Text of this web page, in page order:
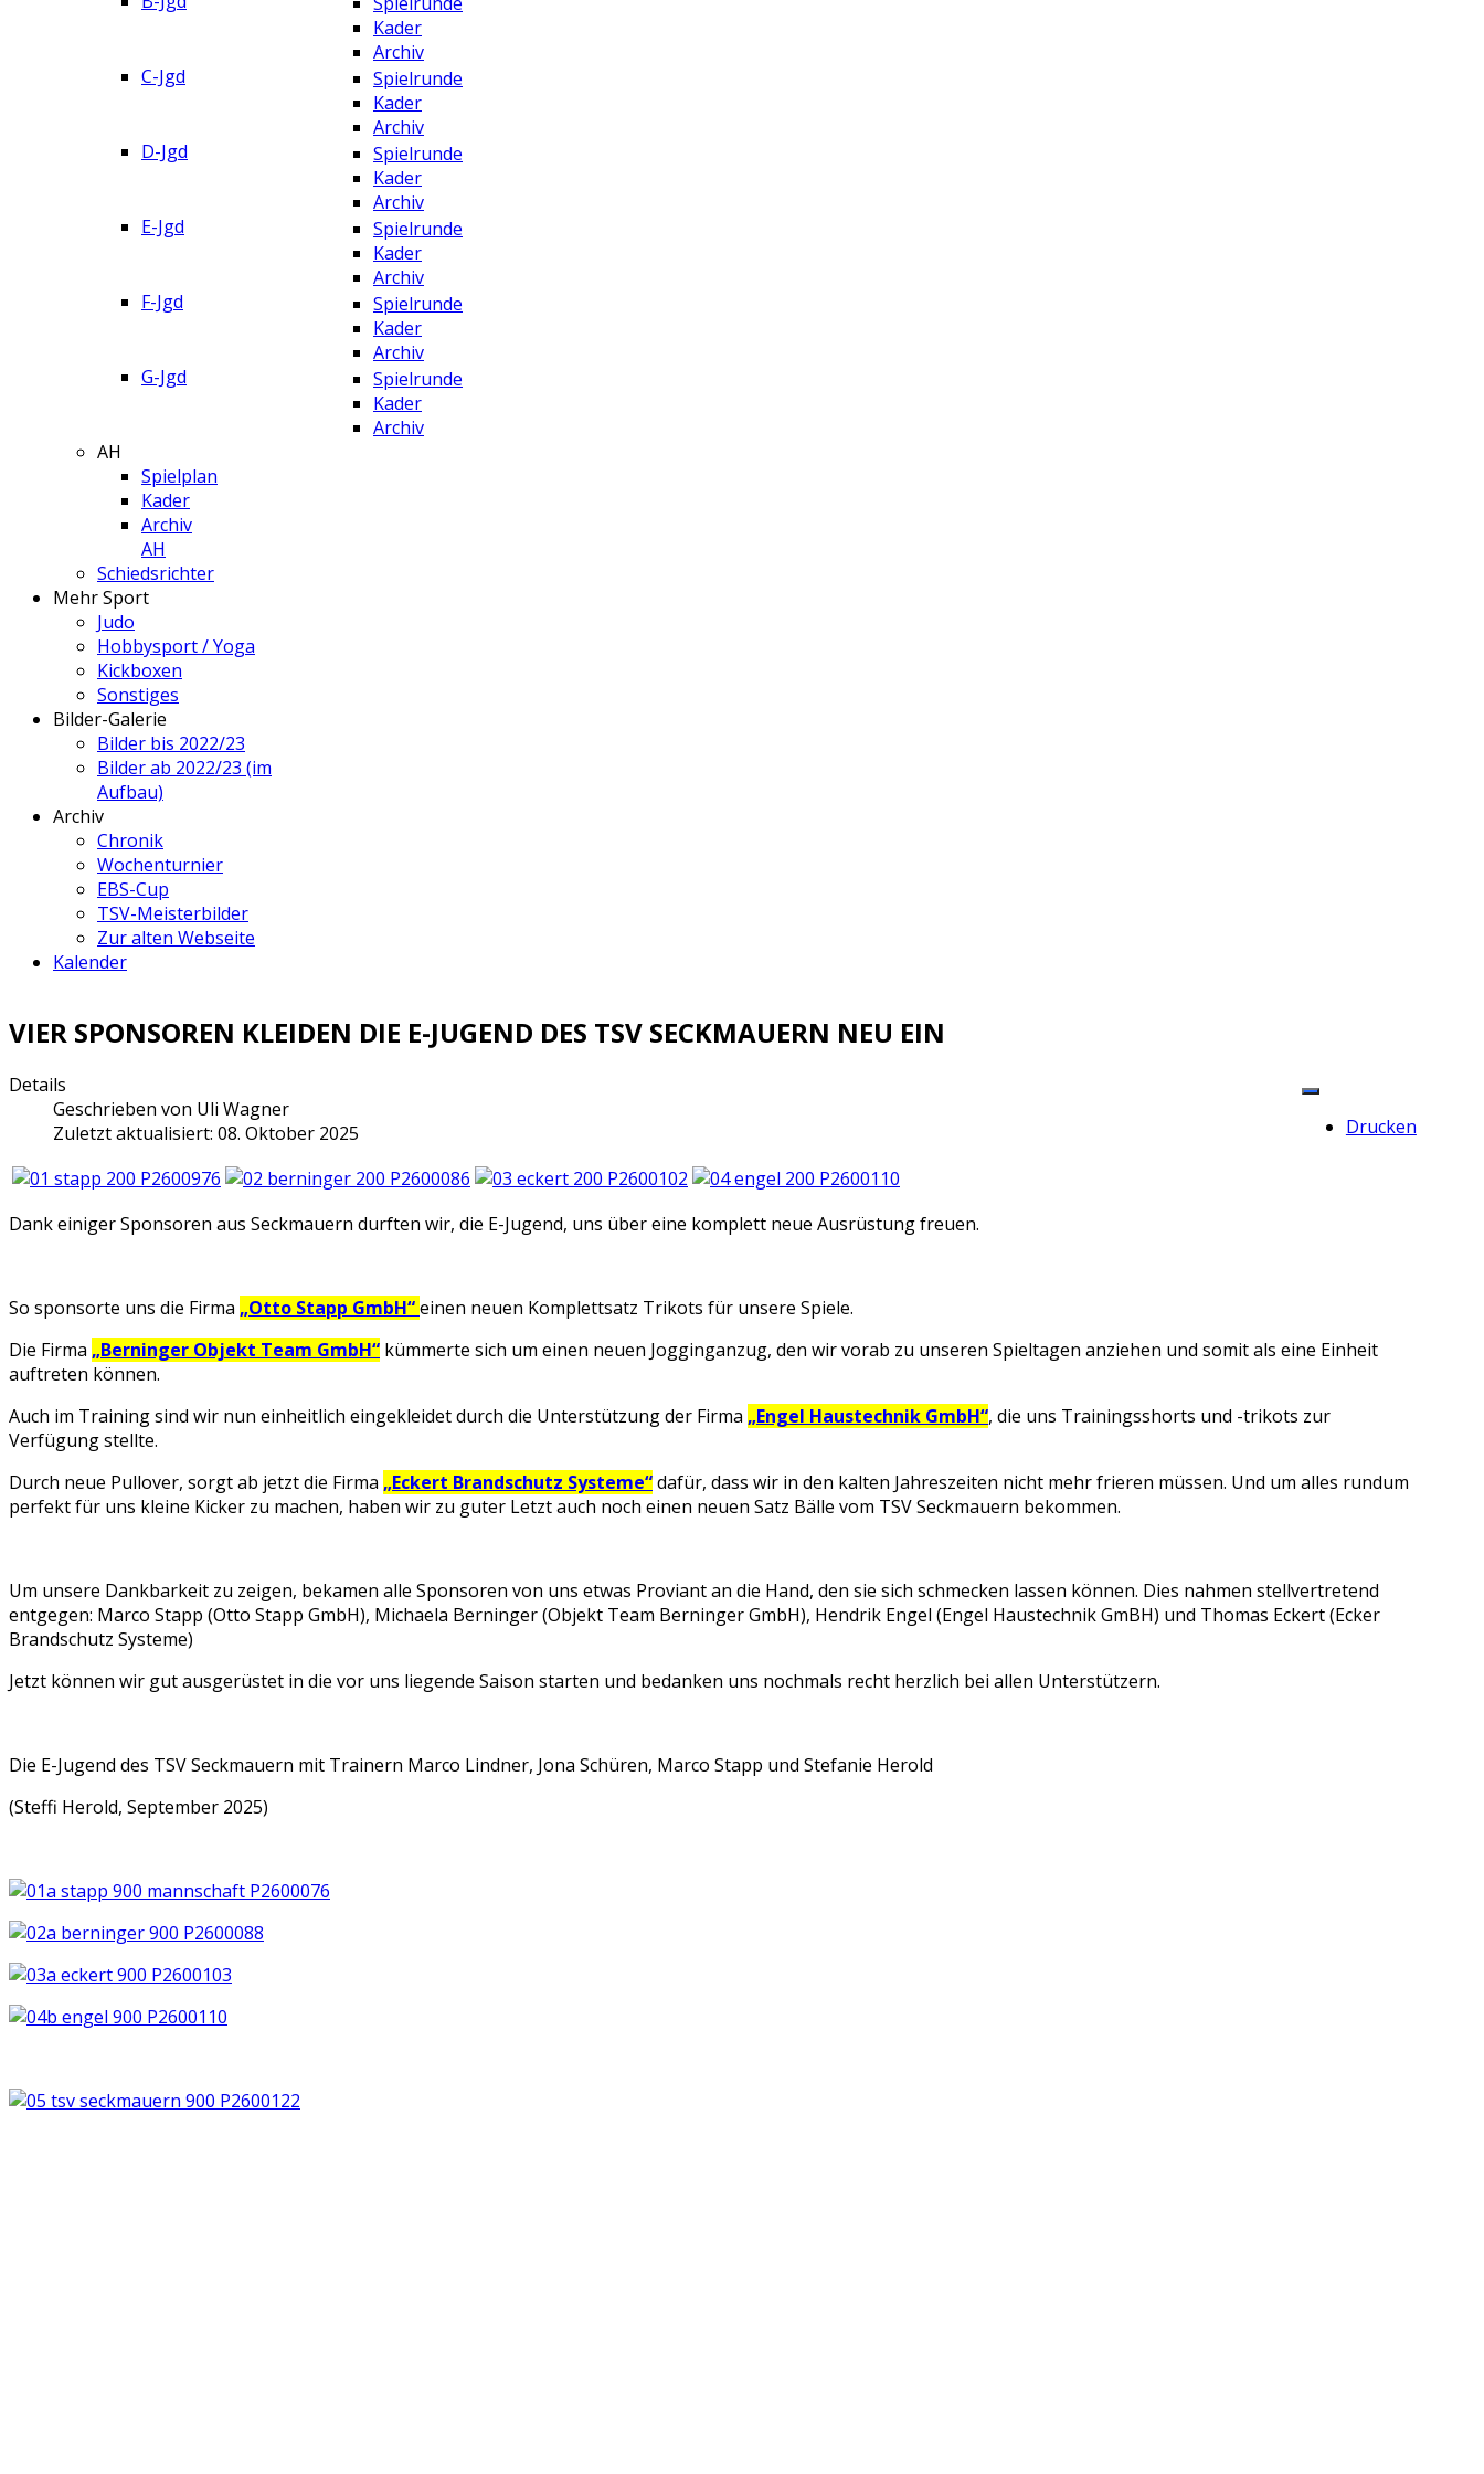
Kader
Archiv
C-Jgd
Spielrunde
Kader
Archiv
D-Jgd
Spielrunde
Kader
Archiv
E-Jgd
Spielrunde
Kader
Archiv
F-Jgd
Spielrunde
Kader
Archiv
G-Jgd
Spielrunde
Kader
Archiv
AH
Spielplan
Kader
Archiv
AH
Schiedsrichter
Mehr Sport
Judo
Hobbysport / Yoga
Kickboxen
Sonstiges
Bilder-Galerie
Bilder bis 2022/23
Bilder ab 2022/23 (im
Aufbau)
Archiv
Chronik
Wochenturnier
EBS-Cup
TSV-Meisterbilder
Zur alten Webseite
Kalender
VIER SPONSOREN KLEIDEN DIE E-JUGEND DES TSV SECKMAUERN NEU EIN
Drucken
Details
Geschrieben von Uli Wagner
Zuletzt aktualisiert: 08. Oktober 2025
Dank einiger Sponsoren aus Seckmauern durften wir, die E-Jugend, uns über eine komplett neue Ausrüstung freuen.
So sponsorte uns die Firma „Otto Stapp GmbH“einen neuen Komplettsatz Trikots für unsere Spiele.
Die Firma „Berninger Objekt Team GmbH“ kümmerte sich um einen neuen Jogginganzug, den wir vorab zu unseren Spieltagen anziehen und somit als eine Einheit
auftreten können.
Auch im Training sind wir nun einheitlich eingekleidet durch die Unterstützung der Firma „Engel Haustechnik GmbH“, die uns Trainingsshorts und -trikots zur
Verfügung stellte.
Durch neue Pullover, sorgt ab jetzt die Firma „Eckert Brandschutz Systeme“dafür, dass wir in den kalten Jahreszeiten nicht mehr frieren müssen. Und um alles rundum
perfekt für uns kleine Kicker zu machen, haben wir zu guter Letzt auch noch einen neuen Satz Bälle vom TSV Seckmauern bekommen.
Um unsere Dankbarkeit zu zeigen, bekamen alle Sponsoren von uns etwas Proviant an die Hand, den sie sich schmecken lassen können. Dies nahmen stellvertretend
entgegen: Marco Stapp (Otto Stapp GmbH), Michaela Berninger (Objekt Team Berninger GmbH), Hendrik Engel (Engel Haustechnik GmBH) und Thomas Eckert (Ecker
Brandschutz Systeme)
Jetzt können wir gut ausgerüstet in die vor uns liegende Saison starten und bedanken uns nochmals recht herzlich bei allen Unterstützern.
Die E-Jugend des TSV Seckmauern mit Trainern Marco Lindner, Jona Schüren, Marco Stapp und Stefanie Herold
(Steffi Herold, September 2025)